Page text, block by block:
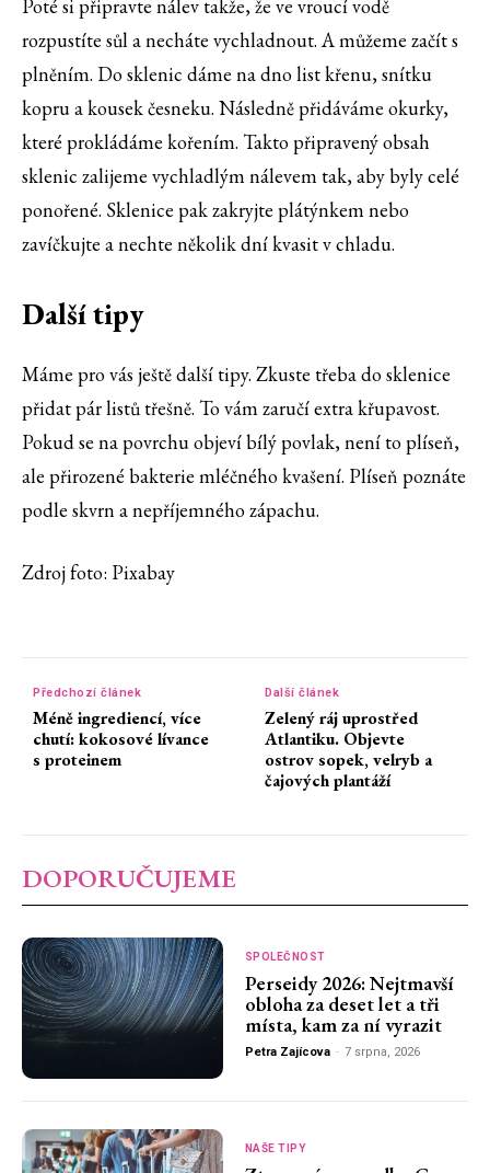
Poté si připravte nálev takže, že ve vroucí vodě
rozpustíte sůl a necháte vychladnout. A můžeme začít s
plněním. Do sklenic dáme na dno list křenu, snítku
kopru a kousek česneku. Následně přidáváme okurky,
které prokládáme kořením. Takto připravený obsah
sklenic zalijeme vychladlým nálevem tak, aby byly celé
ponořené. Sklenice pak zakryjte plátýnkem nebo
zavíčkujte a nechte několik dní kvasit v chladu.
Další tipy
Máme pro vás ještě další tipy. Zkuste třeba do sklenice
přidat pár listů třešně. To vám zaručí extra křupavost.
Pokud se na povrchu objeví bílý povlak, není to plíseň,
ale přirozené bakterie mléčného kvašení. Plíseň poznáte
podle skvrn a nepříjemného zápachu.
Zdroj foto: Pixabay
Předchozí článek
Méně ingrediencí, více
chutí: kokosové lívance
s proteinem
Další článek
Zelený ráj uprostřed
Atlantiku. Objevte
ostrov sopek, velryb a
čajových plantáží
DOPORUČUJEME
SPOLEČNOST
Perseidy 2026: Nejtmavší
obloha za deset let a tři
místa, kam za ní vyrazit
Petra Zajícova - 7 srpna, 2026
NAŠE TIPY